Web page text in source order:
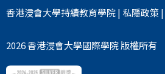
香港浸會大學持續教育學院| 私隱政策|
2026 香港浸會大學國際學院 版權所有